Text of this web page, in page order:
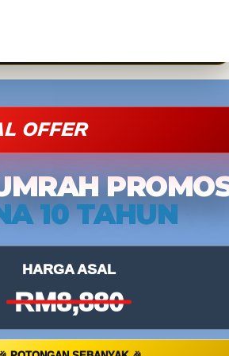
OFFER
10 TAHUN
HARGA ASAL
RM8,880